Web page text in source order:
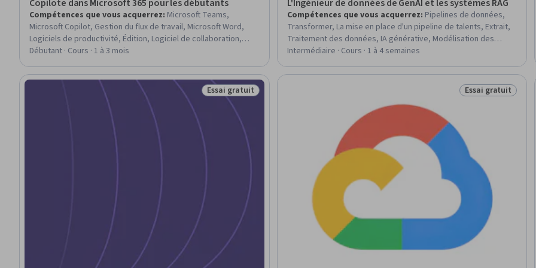
Copilote dans Microsoft 365 pour les débutants
Compétences que vous acquerrez: Microsoft Teams,
Microsoft Copilot, Gestion du flux de travail, Microsoft Word,
Logiciels de productivité, Édition, Logiciel de collaboration,
Intégrations AI, Présentations, Microsoft Excel, Une créativité
Microsoft Outlook, Microsoft PowerPoint, Rédaction
Débutant · Cours · 1 à 3 mois
L'Ingénieur de données de GenAI et les systèmes RAG
Compétences que vous acquerrez: Pipelines de données,
Transformer, La mise en place d'un pipeline de talents, Extrait,
Traitement des données, IA générative, Modélisation des
grandes langues, Systèmes de base de données, Optimisation
processus, Personnalisation de l'IA, Ingénierie, Charge, Gestion
du contexte, Architecture des données, Surveillance du
Intermédiaire · Cours · 1 à 4 semaines
Statut : Essai gratuit
Essai gratuit Statut : Essai
Essai gratuit